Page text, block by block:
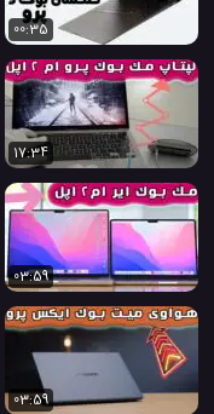
00:35
17:34
03:59
03:59